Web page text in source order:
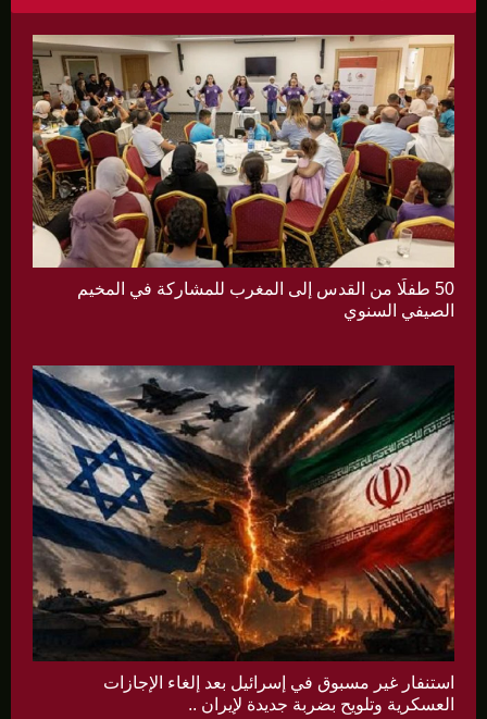
50 طفلًا من القدس إلى المغرب للمشاركة في المخيم
الصيفي السنوي
استنفار غير مسبوق في إسرائيل بعد إلغاء الإجازات
العسكرية وتلويح بضربة جديدة لإيران ..